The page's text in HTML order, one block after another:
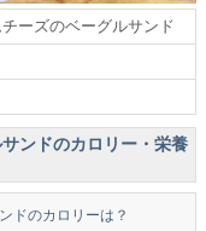
ーズのベーグルサンド
ンドのカロリー・栄養
ドのカロリーは？